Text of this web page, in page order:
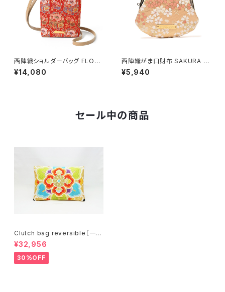
西陣織ショルダーバッグ FLORA
L / NSS6
¥14,080
西陣織がま口財布 SAKURA /
NWG3
¥5,940
セール中の商品
Clutch bag reversible〔一点
物〕C077R
¥32,956
30%OFF